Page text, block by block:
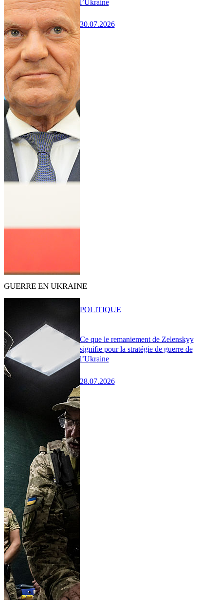
l’Ukraine
30.07.2026
GUERRE EN UKRAINE
Ce que le remaniement de Zelenskyy
signifie pour la stratégie de guerre de
l’Ukraine
28.07.2026
POLITIQUE